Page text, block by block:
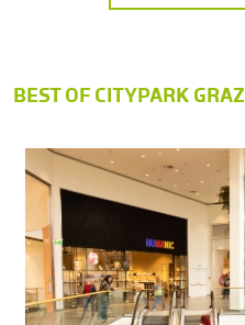
BEST OF CITYPARK GRAZ